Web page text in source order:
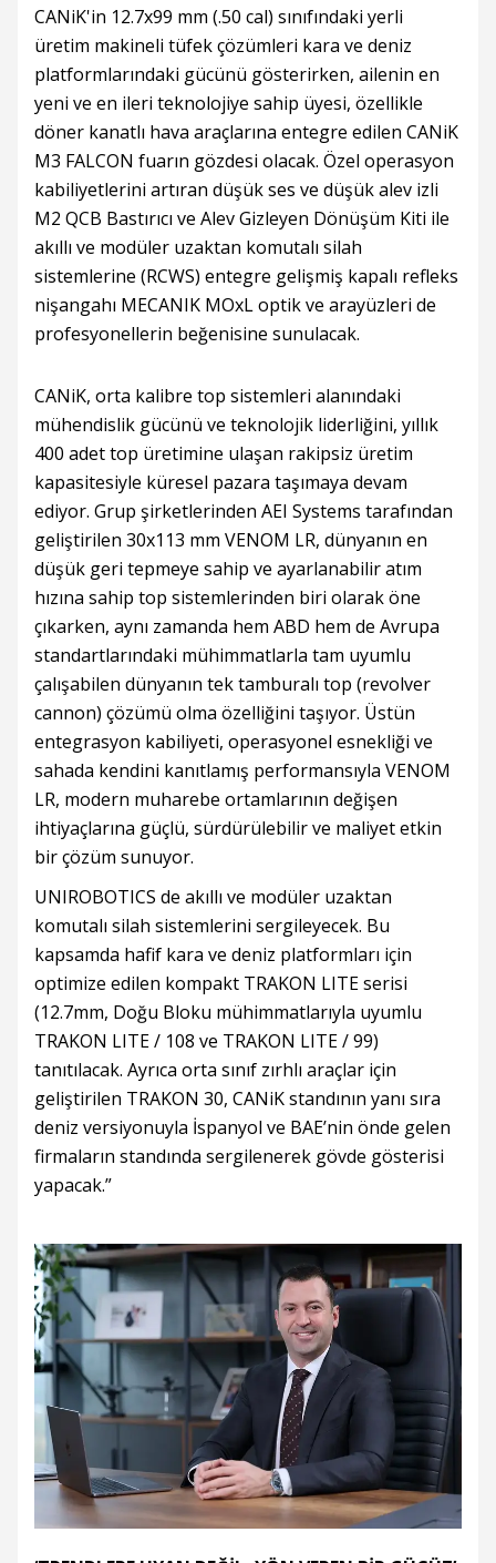
CANiK'in 12.7x99 mm (.50 cal) sınıfındaki yerli
üretim makineli tüfek çözümleri kara ve deniz
platformlarındaki gücünü gösterirken, ailenin en
yeni ve en ileri teknolojiye sahip üyesi, özellikle
döner kanatlı hava araçlarına entegre edilen CANiK
M3 FALCON fuarın gözdesi olacak. Özel operasyon
kabiliyetlerini artıran düşük ses ve düşük alev izli
M2 QCB Bastırıcı ve Alev Gizleyen Dönüşüm Kiti ile
akıllı ve modüler uzaktan komutalı silah
sistemlerine (RCWS) entegre gelişmiş kapalı refleks
nişangahı MECANIK MOxL optik ve arayüzleri de
profesyonellerin beğenisine sunulacak.
CANiK, orta kalibre top sistemleri alanındaki
mühendislik gücünü ve teknolojik liderliğini, yıllık
400 adet top üretimine ulaşan rakipsiz üretim
kapasitesiyle küresel pazara taşımaya devam
ediyor. Grup şirketlerinden AEI Systems tarafından
geliştirilen 30x113 mm VENOM LR, dünyanın en
düşük geri tepmeye sahip ve ayarlanabilir atım
hızına sahip top sistemlerinden biri olarak öne
çıkarken, aynı zamanda hem ABD hem de Avrupa
standartlarındaki mühimmatlarla tam uyumlu
çalışabilen dünyanın tek tamburalı top (revolver
cannon) çözümü olma özelliğini taşıyor. Üstün
entegrasyon kabiliyeti, operasyonel esnekliği ve
sahada kendini kanıtlamış performansıyla VENOM
LR, modern muharebe ortamlarının değişen
ihtiyaçlarına güçlü, sürdürülebilir ve maliyet etkin
bir çözüm sunuyor.
UNIROBOTICS de akıllı ve modüler uzaktan
komutalı silah sistemlerini sergileyecek. Bu
kapsamda hafif kara ve deniz platformları için
optimize edilen kompakt TRAKON LITE serisi
(12.7mm, Doğu Bloku mühimmatlarıyla uyumlu
TRAKON LITE / 108 ve TRAKON LITE / 99)
tanıtılacak. Ayrıca orta sınıf zırhlı araçlar için
geliştirilen TRAKON 30, CANiK standının yanı sıra
deniz versiyonuyla İspanyol ve BAE’nin önde gelen
firmaların standında sergilenerek gövde gösterisi
yapacak.”